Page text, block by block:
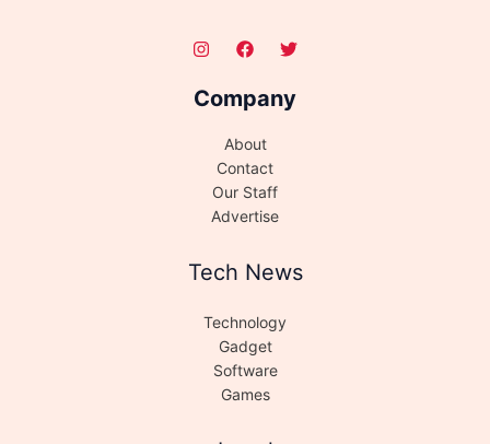
Company
About
Contact
Our Staff
Advertise
Tech News
Technology
Gadget
Software
Games